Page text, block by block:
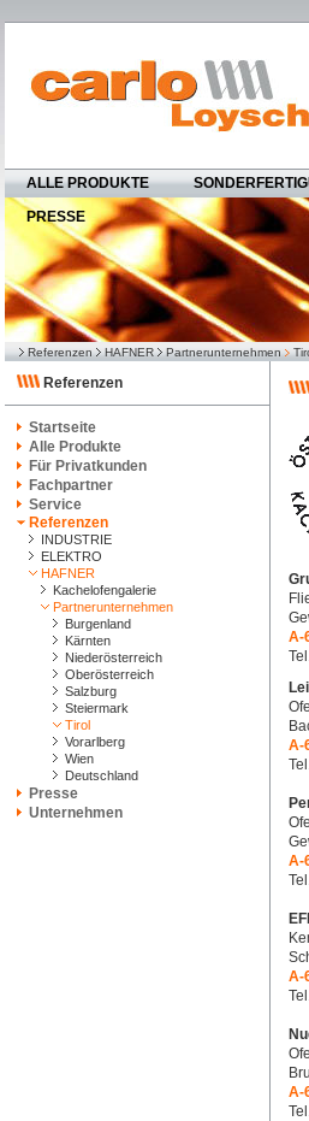
ALLE PRODUKTE
PRESSE
Referenzen HAFNER Partnerunternehmen
Referenzen
Startseite
Alle Produkte
Für Privatkunden
Fachpartner
Service
Referenzen
INDUSTRIE
ELEKTRO
HAFNER
Kachelofengalerie
Partnerunternehmen
Burgenland
Kärnten
Niederösterreich
Oberösterreich
Salzburg
Steiermark
Tirol
Vorarlberg
Wien
Deutschland
Presse
Unternehmen
A-
A-
A-
A-
A-